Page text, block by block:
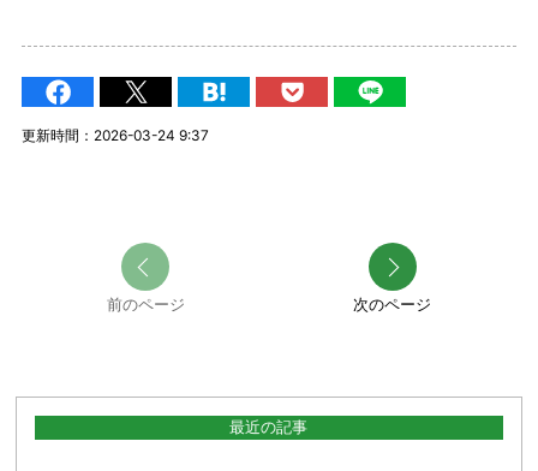
更新時間：2026-03-24 9:37
前のページ 次のページ
最近の記事